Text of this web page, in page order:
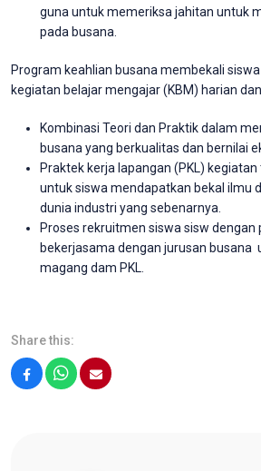
guna untuk memeriksa jahitan untuk
pada busana.
Program keahlian busana membekali
kegiatan belajar mengajar (KBM) harian
Kombinasi Teori dan Praktik dalam
busana yang berkualitas dan bernilai
Praktek kerja lapangan (PKL)
untuk siswa mendapatkan bekal ilmu
dunia industri yang sebenarnya.
Proses rekruitmen siswa sisw dengan
bekerjasama dengan jurusan busana
magang dam PKL.
Share this: